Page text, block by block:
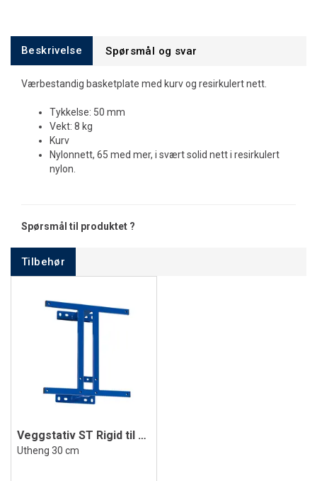
Beskrivelse Spørsmål og svar
Værbestandig basketplate med kurv og resirkulert nett.
Tykkelse: 50 mm
Vekt: 8 kg
Kurv
Nylonnett, 65 med mer, i svært solid nett i resirkulert
nylon.
Spørsmål til produktet ?
Tilbehør
Veggstativ ST Rigid til basketball
Utheng 30 cm